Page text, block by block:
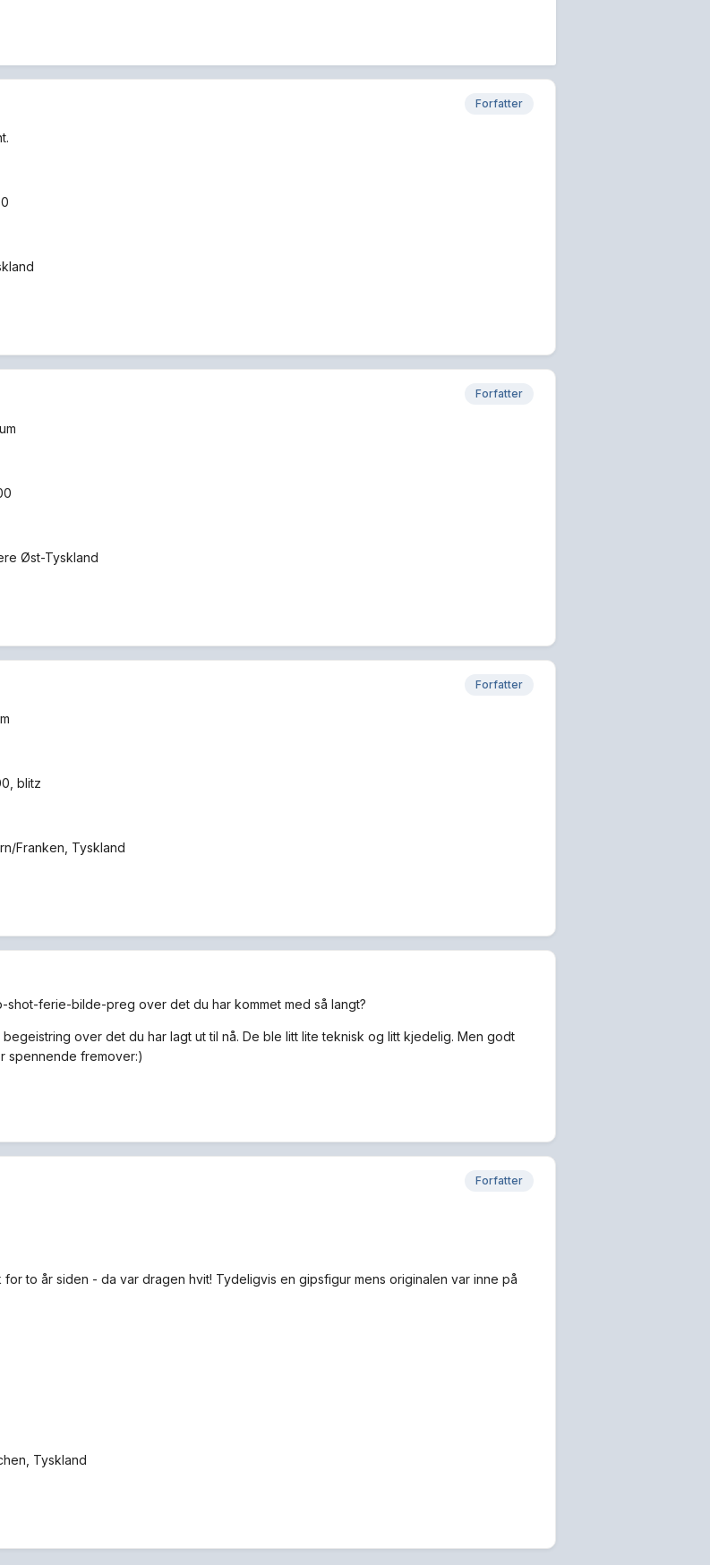
Forfatter
Forfatter
Øst-Tyskland
Forfatter
blitz
Franken, Tyskland
shot-ferie-bilde-preg over det du har kommet med så langt?
over det du har lagt ut til nå. De ble litt lite teknisk og litt kjedelig. Men godt
spennende fremover:)
Forfatter
to år siden - da var dragen hvit! Tydeligvis en gipsfigur mens originalen var inne på
Tyskland